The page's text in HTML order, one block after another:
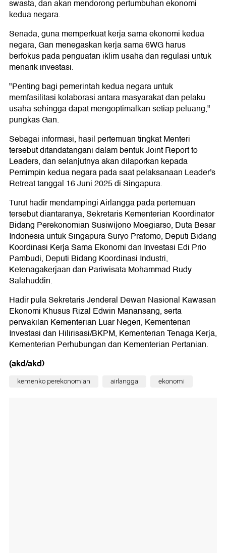
swasta, dan akan mendorong pertumbuhan ekonomi
kedua negara.
Senada, guna memperkuat kerja sama ekonomi kedua
negara, Gan menegaskan kerja sama 6WG harus
berfokus pada penguatan iklim usaha dan regulasi untuk
menarik investasi.
"Penting bagi pemerintah kedua negara untuk
memfasilitasi kolaborasi antara masyarakat dan pelaku
usaha sehingga dapat mengoptimalkan setiap peluang,"
pungkas Gan.
Sebagai informasi, hasil pertemuan tingkat Menteri
tersebut ditandatangani dalam bentuk Joint Report to
Leaders, dan selanjutnya akan dilaporkan kepada
Pemimpin kedua negara pada saat pelaksanaan Leader's
Retreat tanggal 16 Juni 2025 di Singapura.
Turut hadir mendampingi Airlangga pada pertemuan
tersebut diantaranya, Sekretaris Kementerian Koordinator
Bidang Perekonomian Susiwijono Moegiarso, Duta Besar
Indonesia untuk Singapura Suryo Pratomo, Deputi Bidang
Koordinasi Kerja Sama Ekonomi dan Investasi Edi Prio
Pambudi, Deputi Bidang Koordinasi Industri,
Ketenagakerjaan dan Pariwisata Mohammad Rudy
Salahuddin.
Hadir pula Sekretaris Jenderal Dewan Nasional Kawasan
Ekonomi Khusus Rizal Edwin Manansang, serta
perwakilan Kementerian Luar Negeri, Kementerian
Investasi dan Hilirisasi/BKPM, Kementerian Tenaga Kerja,
Kementerian Perhubungan dan Kementerian Pertanian.
(akd/akd)
kemenko perekonomian airlangga ekonomi